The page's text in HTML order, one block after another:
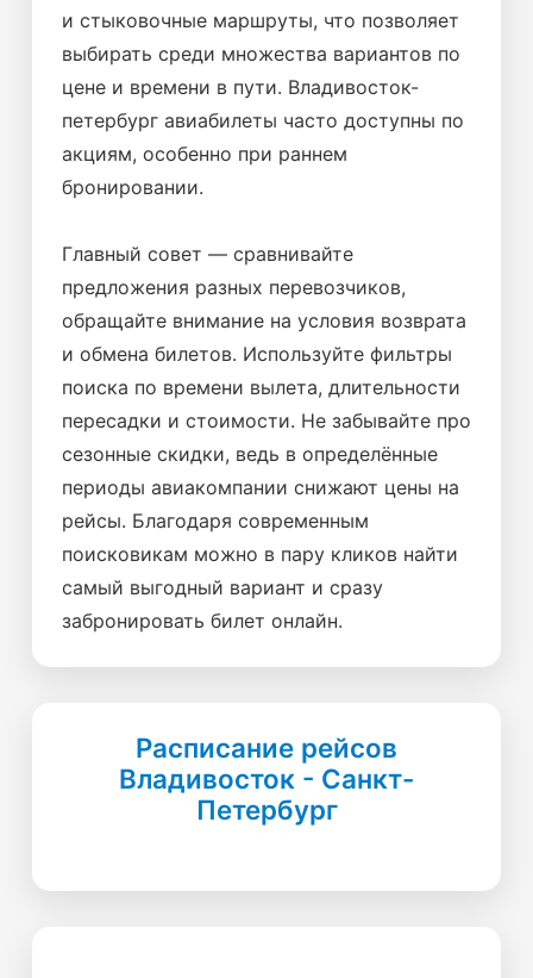
и стыковочные маршруты, что позволяет
выбирать среди множества вариантов по
цене и времени в пути. Владивосток-
петербург авиабилеты часто доступны по
акциям, особенно при раннем
бронировании.
Главный совет — сравнивайте
предложения разных перевозчиков,
обращайте внимание на условия возврата
и обмена билетов. Используйте фильтры
поиска по времени вылета, длительности
пересадки и стоимости. Не забывайте про
сезонные скидки, ведь в определённые
периоды авиакомпании снижают цены на
рейсы. Благодаря современным
поисковикам можно в пару кликов найти
самый выгодный вариант и сразу
забронировать билет онлайн.
Расписание рейсов
Владивосток - Санкт-
Петербург